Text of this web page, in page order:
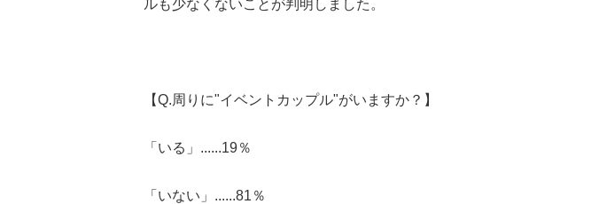
ルも少なくないことが判明しました。
【Q.周りに"イベントカップル"がいますか？】
「いる」......19％
「いない」......81％